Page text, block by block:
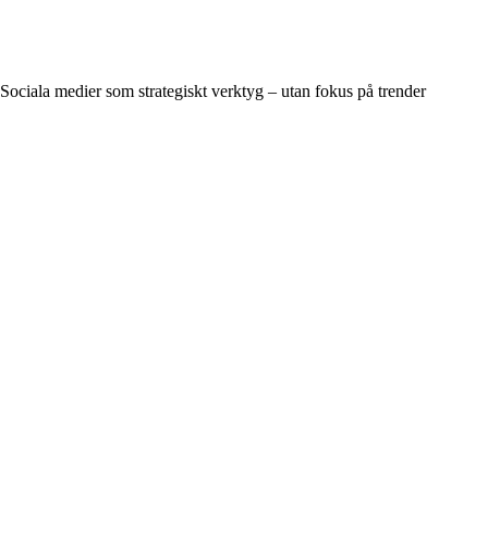
Sociala medier som strategiskt verktyg – utan fokus på trender